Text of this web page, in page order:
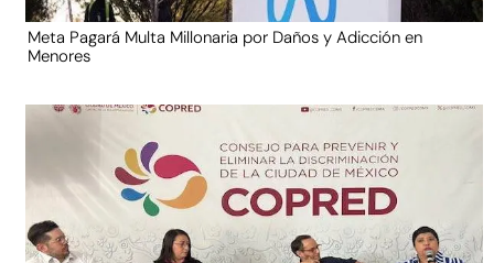
Meta Pagará Multa Millonaria por Daños y Adicción en
Menores